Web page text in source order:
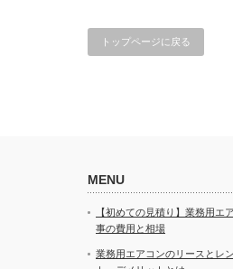
トップページに戻る
MENU
【初めての見積り】業務用エ
事の費用と相場
業務用エアコンのリースとレ